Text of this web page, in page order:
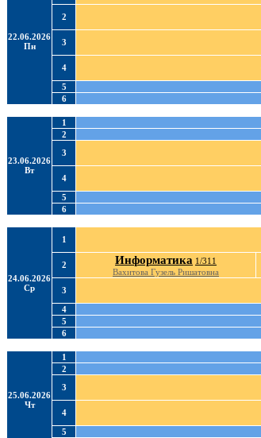
22.06.2026
Пн
2
3
4
5
6
23.06.2026
Вт
1
2
3
4
5
6
24.06.2026
Ср
1
2
Информатика 1/311
Вахитова Гузель Ришатовна
3
4
5
6
25.06.2026
Чт
1
2
3
4
5